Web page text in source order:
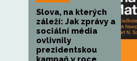
Slova, na kterých
záleží: Jak zprávy a
sociální média
ovlivnily
prezidentskou